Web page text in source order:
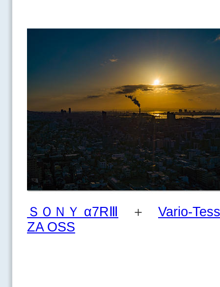
ＳＯＮＹ α7RⅢ ＋
Vario-
ZA OSS